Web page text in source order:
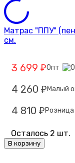
Матрас "ППУ"
см.
3 699 ₽Опт
4 260 ₽ Малый
4 810 ₽ Розница
Осталось 2 шт.
В корзину